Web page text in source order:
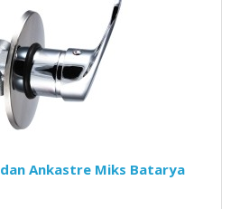
Ankastre Miks Batarya